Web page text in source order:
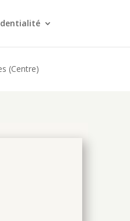
(Centre)